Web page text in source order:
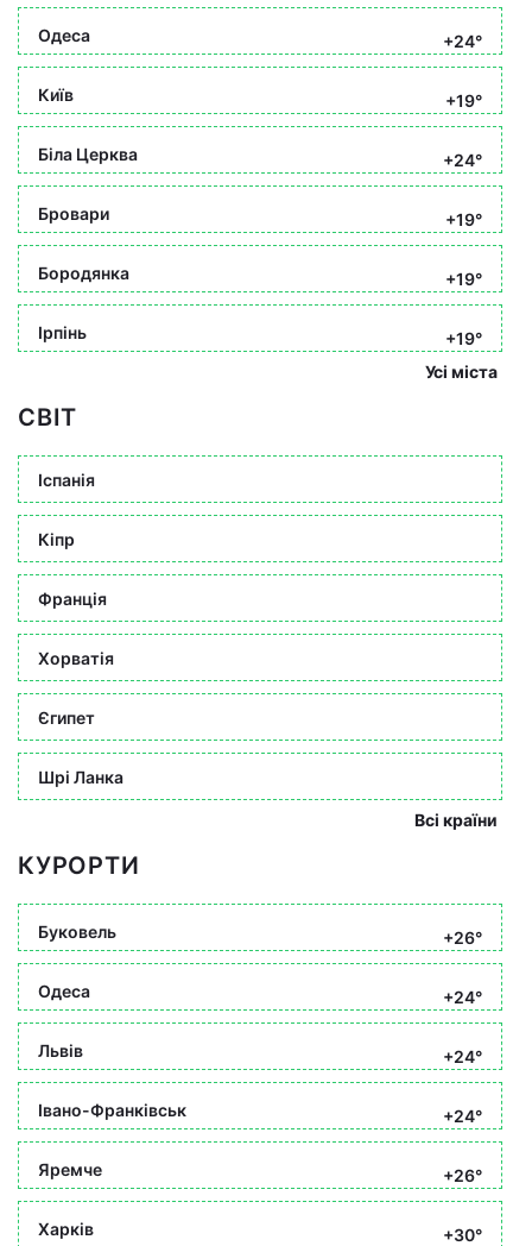
Одеса +24°
Київ +19°
Біла Церква +24°
Бровари +19°
Бородянка +19°
Ірпінь
+19°
Усі міста
СВІТ
Іспанія
Кіпр
Франція
Хорватія
Єгипет
Шрі Ланка
Всі країни
КУРОРТИ
Буковель +26°
Одеса +24°
Львів +24°
Івано-Франківськ +24°
Яремче +26°
Харків
+30°